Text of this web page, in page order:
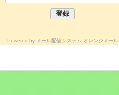
Powered by メール配信システム オレンジメール